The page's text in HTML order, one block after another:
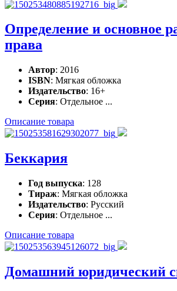
Определение и основное
права
Автор: 2016
ISBN: Мягкая обложка
Издательство: 16+
Серия: Отдельное ...
Описание товара
Беккария
Год выпуска: 128
Тираж: Мягкая обложка
Издательство: Русский
Серия: Отдельное ...
Описание товара
Домашний юридический